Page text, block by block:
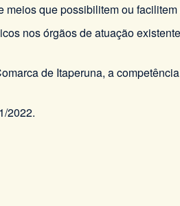
que possibilitem ou
nos órgãos de atuação
de Itaperuna, a
2022.